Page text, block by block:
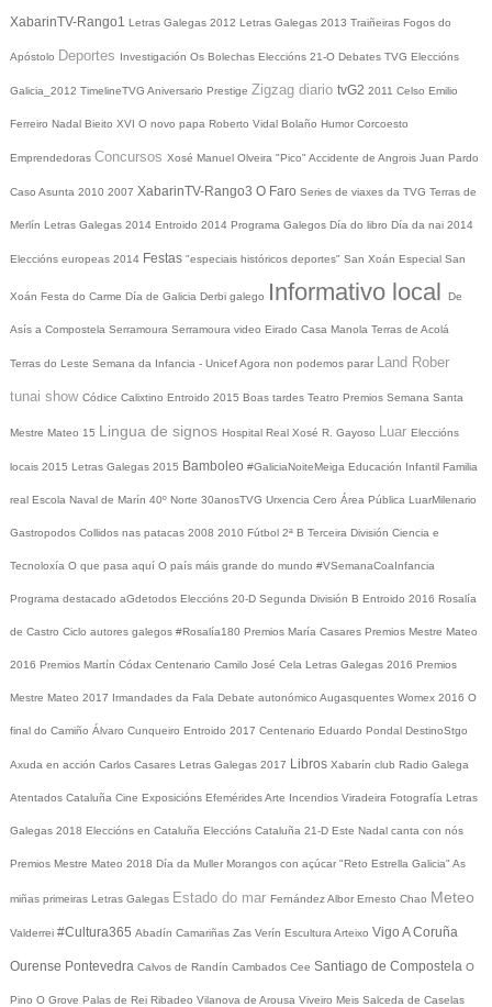
XabarinTV-Rango1 Letras Galegas 2012 Letras Galegas 2013 Traiñeiras Fogos do
Apóstolo Deportes Investigación Os Bolechas Eleccións 21-O Debates TVG Eleccións
Galicia_2012 TimelineTVG Aniversario Prestige Zigzag diario tvG2 2011 Celso Emilio
Ferreiro Nadal Bieito XVI O novo papa Roberto Vidal Bolaño Humor Corcoesto
Emprendedoras Concursos Xosé Manuel Olveira "Pico" Accidente de Angrois Juan Pardo
Caso Asunta 2010 2007 XabarinTV-Rango3 O Faro Series de viaxes da TVG Terras de
Merlín Letras Galegas 2014 Entroido 2014 Programa Galegos Día do libro Día da nai 2014
Eleccións europeas 2014 Festas "especiais históricos deportes" San Xoán Especial San
Xoán Festa do Carme Día de Galicia Derbi galego Informativo local De
Asís a Compostela Serramoura Serramoura video Eirado Casa Manola Terras de Acolá
Terras do Leste Semana da Infancia - UnicefAgora non podemos parar Land Rober
tunai show Códice Calixtino Entroido 2015 Boas tardes Teatro Premios Semana Santa
Mestre Mateo 15 Lingua de signos Hospital Real Xosé R. Gayoso Luar Eleccións
locais 2015 Letras Galegas 2015 Bamboleo #GaliciaNoiteMeiga Educación Infantil Familia
real Escola Naval de Marín 40º Norte 30anosTVG Urxencia Cero Área Pública LuarMilenario
Gastropodos Collidos nas patacas 2008 2010 Fútbol 2ª B Terceira División Ciencia e
Tecnoloxía O que pasa aquí O país máis grande do mundo #VSemanaCoaInfancia
Programa destacado aGdetodos Eleccións 20-D Segunda División B Entroido 2016 Rosalía
de Castro Ciclo autores galegos #Rosalía180 Premios María Casares Premios Mestre Mateo
2016 Premios Martín Códax Centenario Camilo José Cela Letras Galegas 2016 Premios
Mestre Mateo 2017 Irmandades da Fala Debate autonómico Augasquentes Womex 2016 O
final do Camiño Álvaro Cunqueiro Entroido 2017 Centenario Eduardo Pondal DestinoStgo
Axuda en acción Carlos Casares Letras Galegas 2017 Libros Xabarín club Radio Galega
Atentados Cataluña Cine Exposicións EfeméridesArte Incendios Viradeira Fotografía Letras
Galegas 2018 Eleccións en Cataluña Eleccións Cataluña 21-D Este Nadal canta con nós
Premios Mestre Mateo 2018 Día da Muller Morangos con açúcar "Reto Estrella Galicia" As
miñas primeiras Letras Galegas Estado do mar Fernández Albor Ernesto Chao Meteo
Valderrei #Cultura365 Abadín Camariñas Zas Verín Escultura Arteixo Vigo A Coruña
Ourense Pontevedra Calvos de Randín Cambados Cee Santiago de Compostela O
Pino O Grove Palas de Rei Ribadeo Vilanova de Arousa Viveiro Meis Salceda de Caselas